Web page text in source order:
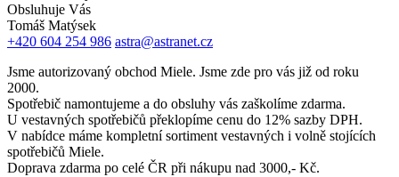
Obsluhuje Vás
Tomáš Matýsek
+420 604 254 986 astra@astranet.cz
Jsme autorizovaný obchod Miele. Jsme zde pro vás již od roku
2000.
Spotřebič namontujeme a do obsluhy vás zaškolíme zdarma.
U vestavných spotřebičů překlopíme cenu do 12% sazby DPH.
V nabídce máme kompletní sortiment vestavných i volně stojících
spotřebičů Miele.
Doprava zdarma po celé ČR při nákupu nad 3000,- Kč.